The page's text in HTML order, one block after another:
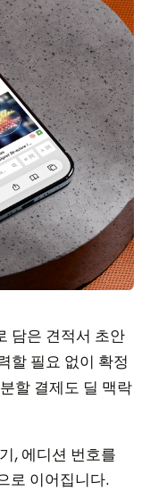
담은 견적서 초안
할 필요 없이 확정
할 결제도 딜 맥락
, 에디션 번호를
로 이어집니다.